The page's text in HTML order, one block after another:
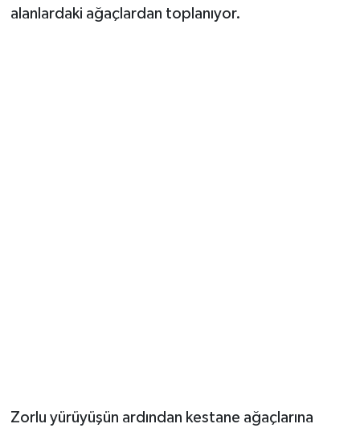
alanlardaki ağaçlardan toplanıyor.
Zorlu yürüyüşün ardından kestane ağaçlarına